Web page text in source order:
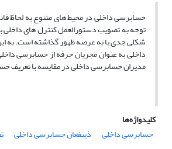
حسابرسی داخلی در محیط های متنوع به لحاظ
شکلی جدی پا به عرصه ظهور گذاشته است. به
داخلی به عنوان مجریان حرفه از حسابرسی
مدیران حسابرسی داخلی در مقایسه با تعریف
کلیدواژه‌ها
حسابرسی داخلی
ذینفعان حسابرسی داخلی